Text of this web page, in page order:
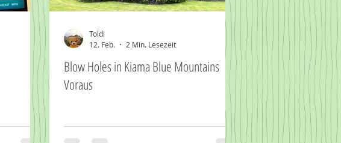
Blow Holes in Kiama Blue Mountains
Voraus
Toldi
12. Feb.
2 Min. Lesezeit